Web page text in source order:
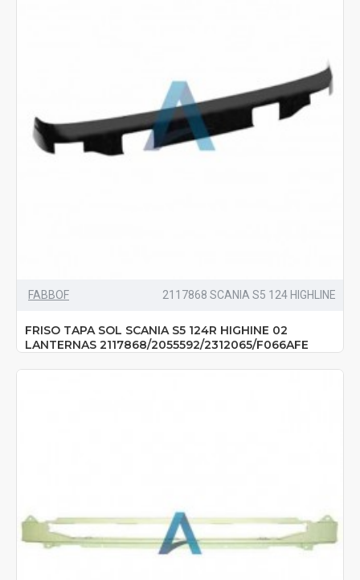
FABBOF 2117868 SCANIA S5 124 HIGHLINE
FRISO TAPA SOL SCANIA S5 124R HIGHINE 02
LANTERNAS 2117868/2055592/2312065/F066AFE